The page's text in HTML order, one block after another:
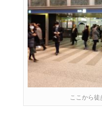
ここから